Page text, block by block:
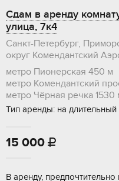
Сдам в аренду
улица, 7к4
Санкт-Петербург,
округ Комендантский
метро Пионерская 450 м
метро Комендантский
метро Чёрная речка 1530
Тип аренды: на
15 000 
В аpенду,